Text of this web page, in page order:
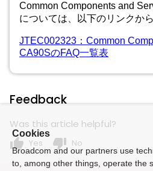
Common Components and
については、以下のリンクか
JTEC002323：Common
CA90SのFAQ一覧表
Feedback
Was this article helpful?
thumb_up Yes thumb_down No
Cookies
Broadcom and our partners use
to, among other things, operate the